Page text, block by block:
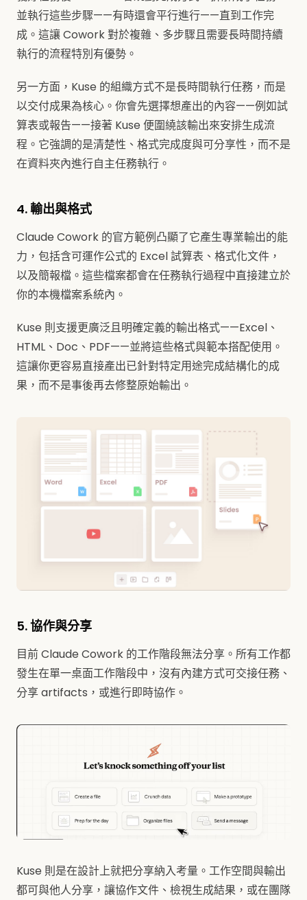
並執行這些步驟——有時還會平行進行——直到工作完
成。這讓 Cowork 對於複雜、多步驟且需要長時間持續
執行的流程特別有優勢。
另一方面，Kuse 的組織方式不是長時間執行任務，而是
以交付成果為核心。你會先選擇想產出的內容——例如試
算表或報告——接著 Kuse 便圍繞該輸出來安排生成流
程。它強調的是清楚性、格式完成度與可分享性，而不是
在資料夾內進行自主任務執行。
4. 輸出與格式
Claude Cowork 的官方範例凸顯了它產生專業輸出的能
力，包括含可運作公式的 Excel 試算表、格式化文件，
以及簡報檔。這些檔案都會在任務執行過程中直接建立於
你的本機檔案系統內。
Kuse 則支援更廣泛且明確定義的輸出格式——Excel、
HTML、Doc、PDF——並將這些格式與範本搭配使用。
這讓你更容易直接產出已針對特定用途完成結構化的成
果，而不是事後再去修整原始輸出。
5. 協作與分享
目前 Claude Cowork 的工作階段無法分享。所有工作都
發生在單一桌面工作階段中，沒有內建方式可交接任務、
分享 artifacts，或進行即時協作。
Kuse 則是在設計上就把分享納入考量。工作空間與輸出
都可與他人分享，讓協作文件、檢視生成結果，或在團隊